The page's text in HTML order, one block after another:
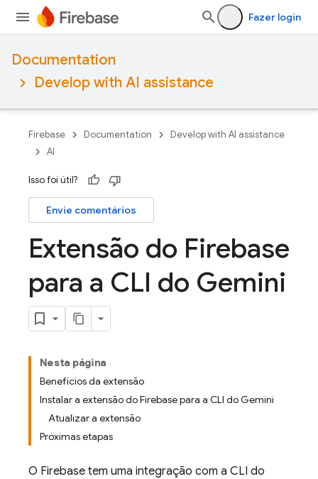
Fazer login
Documentation
Develop with AI assistance
Firebase Documentation
Develop with AI assistance
AI
Isso foi útil?
Envie comentários
Extensão do Firebase
para a CLI do Gemini
Nesta página
Benefícios da extensão
Instalar a extensão do Firebase para a CLI do Gemini
Atualizar a extensão
Próximas etapas
O Firebase tem uma integração com a CLI do